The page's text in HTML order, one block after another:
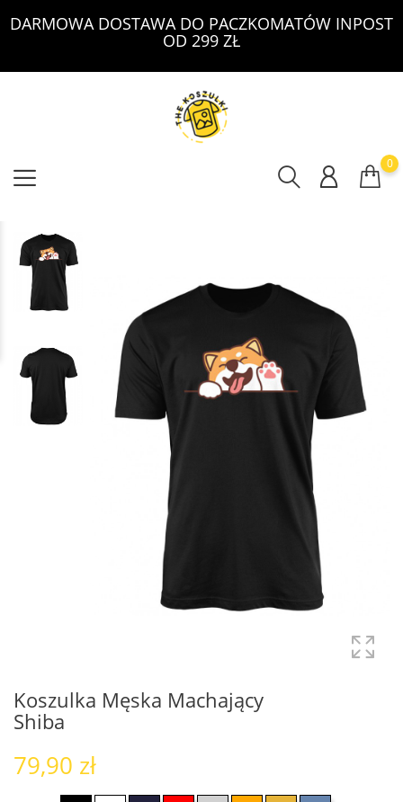
DARMOWA DOSTAWA DO PACZKOMATÓW INPOST
OD 299 ZŁ
0
Koszulka Męska Machający
Shiba
79,90 zł